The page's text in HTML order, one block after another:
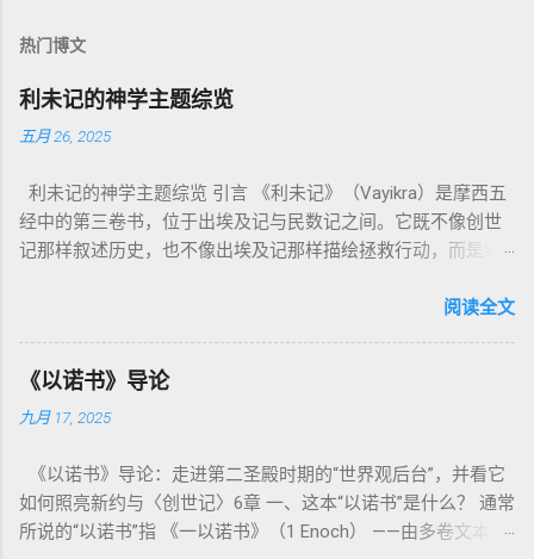
热门博文
利未记的神学主题综览
五月 26, 2025
利未记的神学主题综览 引言 《利未记》（Vayikra）是摩西五
经中的第三卷书，位于出埃及记与民数记之间。它既不像创世
记那样叙述历史，也不像出埃及记那样描绘拯救行动，而是将
内容看似仪式化，《利未记》却揭示了 神的临在如何规范人类
为我耶和华你们的神是圣洁的。”（利未记19:2） 这节经文构成
整卷书的中心神学。希伯来文“קָדוֹשׁ”（kadosh）不仅意味着道
德上的圣洁，更意味着“分别出来”、“归属于神”。 《利未记》教
中活出“圣洁”。圣洁不仅是内心态度，更是生活方式。 二、献
祭制度：与神相交的通道 前七章详细描述五种祭： 燔祭
（olah）：全然献上，象征奉献与赎罪； 素祭 （minchah）：
阅读全文
《以诺书》导论
九月 17, 2025
《以诺书》导论：走进第二圣殿时期的“世界观后台”，并看它
如何照亮新约与〈创世记〉6章 一、这本“以诺书”是什么？ 通常
所说的“以诺书”指 《一以诺书》（1 Enoch） ——由多卷文本构